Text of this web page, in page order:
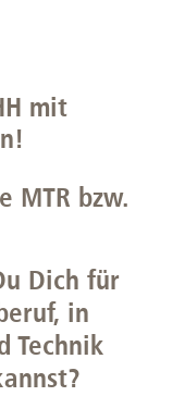
mit
MTR bzw.
Dich für
in
Technik